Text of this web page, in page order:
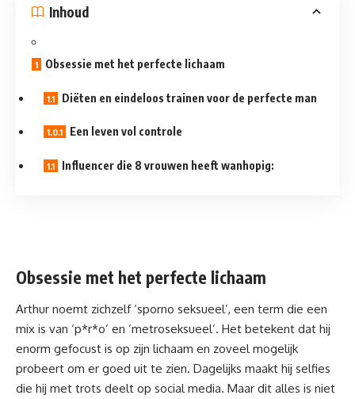
Inhoud
Obsessie met het perfecte lichaam
Diëten en eindeloos trainen voor de perfecte man
Een leven vol controle
Influencer die 8 vrouwen heeft wanhopig:
Obsessie met het perfecte lichaam
Arthur noemt zichzelf ‘sporno seksueel’, een term die een
mix is van ‘p*r*o’ en ‘metroseksueel’. Het betekent dat hij
enorm gefocust is op zijn lichaam en zoveel mogelijk
probeert om er goed uit te zien. Dagelijks maakt hij selfies
die hij met trots deelt op social media. Maar dit alles is niet